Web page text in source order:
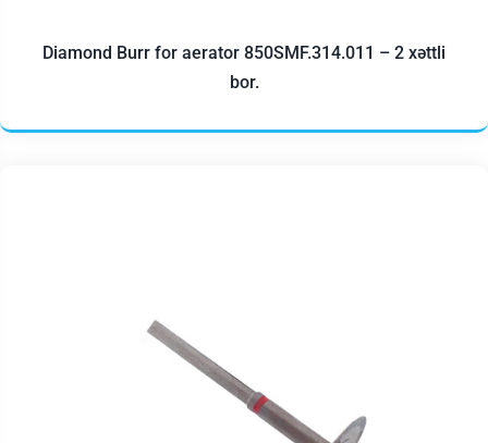
Diamond Burr for aerator 850SMF.314.011 – 2 xəttli
bor.